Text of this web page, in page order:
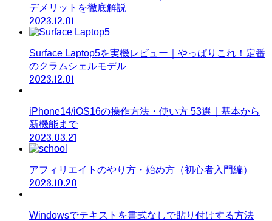
デメリットを徹底解説
2023.12.01
Surface Laptop5を実機レビュー｜やっぱりこれ！定番
のクラムシェルモデル
2023.12.01
iPhone14/iOS16の操作方法・使い方 53選｜基本から
新機能まで
2023.03.21
アフィリエイトのやり方・始め方（初心者入門編）
2023.10.20
Windowsでテキストを書式なしで貼り付けする方法